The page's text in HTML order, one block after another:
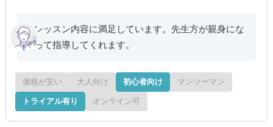
レッスン内容に満足しています。先生方が親身にな
って指導してくれます。
価格が安い 大人向け 初心者向け マンツーマン
トライアル有り オンライン可